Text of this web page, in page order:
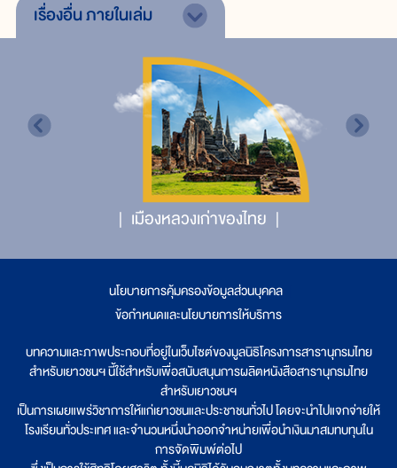
เรื่องอื่นภายในเล่ม
เมืองหลวงเก่าของไทย
นโยบายการคุ้มครองข้อมูลส่วนบุคคล
ข้อกำหนดและนโยบายการให้บริการ
บทความและภาพประกอบที่อยู่ในเว็บไซต์ของมูลนิธิโครงการสารานุกรมไทย
สำหรับเยาวชนฯ นี้ใช้สำหรับเพื่อสนับสนุนการผลิตหนังสือสารานุกรมไทย
สำหรับเยาวชนฯ
เป็นการเผยแพร่วิชาการให้แก่เยาวชนและประชาชนทั่วไป โดยจะนำไปแจกจ่ายให้
โรงเรียนทั่วประเทศ และจำนวนหนึ่งนำออกจำหน่ายเพื่อนำเงินมาสมทบทุนใน
การจัดพิมพ์ต่อไป